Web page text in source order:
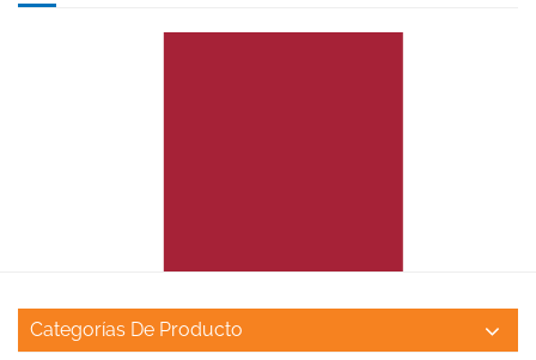
Categorías De Producto